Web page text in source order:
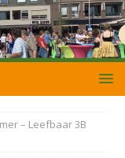
– Leefbaar 3B